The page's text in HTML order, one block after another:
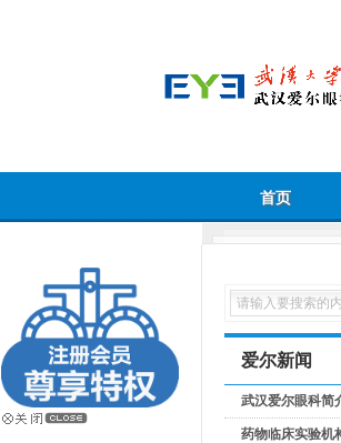
首页
爱尔新闻
武汉爱尔眼科简
药物临床实验机